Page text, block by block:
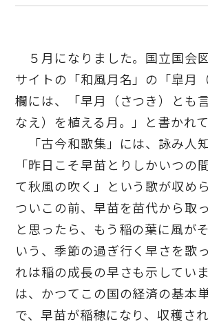
５月になりました。国立国会
サイトの「和風月名」の「皐月
欄には、「早月（さつき）とも
なえ）を植える月。」と書かれて
「古今和歌集」には、詠み人知
「昨日こそ早苗とりしかいつの
て秋風の吹く」という歌が収め
ついこの前、早苗を苗代から取
と思ったら、もう稲の葉に風が
いう、季節の過ぎ行く早さを歌
れは稲の成長の早さも示してい
は、かつてこの国の経済の基本
で、早苗が稲穂になり、収穫さ